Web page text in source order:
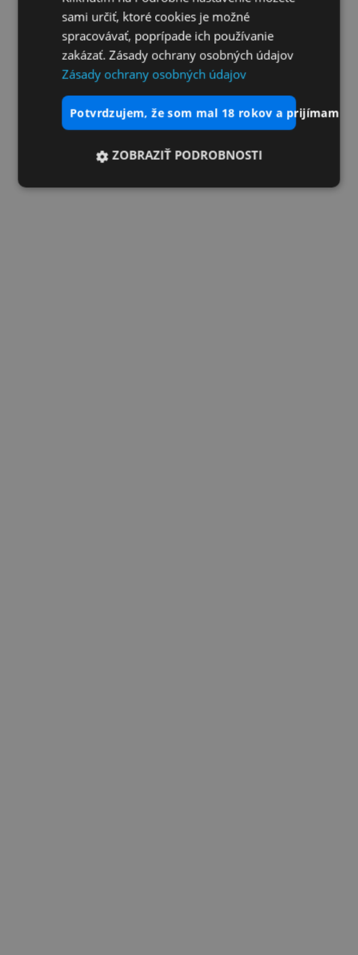
sami určiť, ktoré cookies je možné
spracovávať, poprípade ich používanie
zakázať. Zásady ochrany osobných údajov
Zásady ochrany osobných údajov
potvrdzujem, že som mal 18 rokov a prijímam
ZOBRAZIŤ PODROBNOSTI